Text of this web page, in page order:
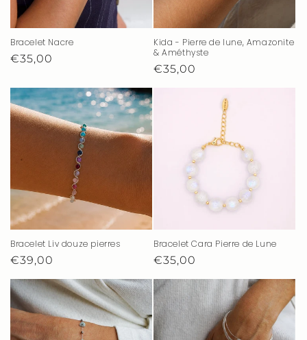
Bracelet Nacre
Prix
€35,00
Kida - Pierre de lune, Amazonite
& Améthyste
Prix
€35,00
Bracelet Liv douze pierres
Prix
habituel
€39,00
Bracelet Cara Pierre de Lune
Prix
habituel
€35,00